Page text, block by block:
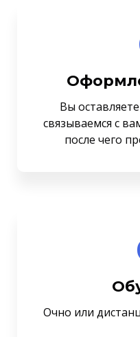
Вы
связываемся с
после чего
Очно или